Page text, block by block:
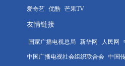
爱奇艺 优酷 芒果TV
友情链接
国家广播电视总局 新华网 人民网
中国广播电视社会组织联合会 中国